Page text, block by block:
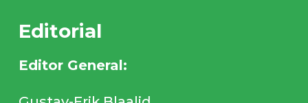
Editorial
Editor General: